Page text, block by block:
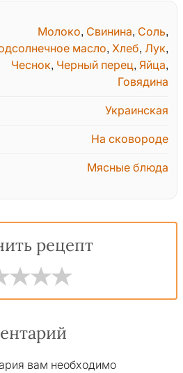
Молоко, Свинина, Соль,
масло, Хлеб, Лук,
Чеснок, Черный перец, Яйца,
Говядина
Украинская
На сковороде
Мясные блюда
рецепт
вам необходимо